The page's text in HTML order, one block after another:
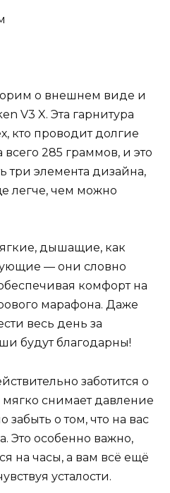
о внешнем виде и
V3 X. Эта гарнитура
кто проводит долгие
285 граммов, и это
три элемента дизайна,
легче, чем можно
дышащие, как
— они словно
комфорт на
марафона. Даже
весь день за
будут благодарны!
заботится о
снимает давление
забыть о том, что на вас
Это особенно важно,
на часы, а вам всё ещё
усталости.